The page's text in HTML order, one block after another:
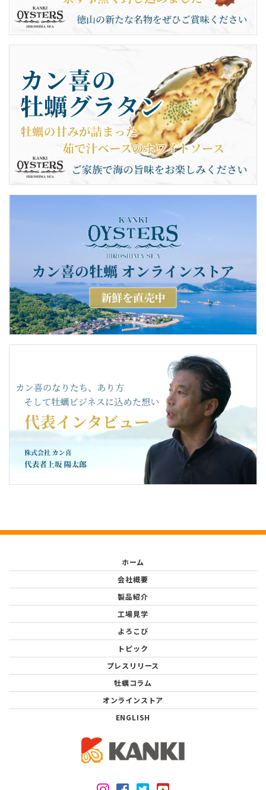
ホーム
会社概要
製品紹介
工場見学
よろこび
トピック
プレスリリース
牡蠣コラム
オンラインストア
ENGLISH